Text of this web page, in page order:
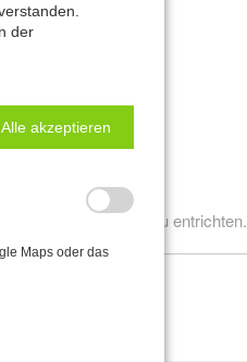
volle Kursgebühr zu entrichten.
der
Alle akzeptieren
Maps oder das